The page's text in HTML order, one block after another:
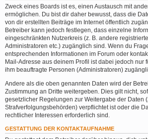
Zweck eines Boards ist es, einen Austausch mit
ermöglichen. Du bist dir daher bewusst, dass die
von dir erstellten Beiträge im Internet öffentlich
Betreiber kann jedoch festlegen, dass einzelne
eingeschränkten Nutzerkreis (z. B. andere
Administratoren etc.) zugänglich sind. Wenn du
entsprechenden Informationen im Forum oder
Mail-Adresse aus deinem Profil ist dabei jedoch nur
ihm beauftragte Personen (Administratoren)
Andere als die oben genannten Daten wird der
Zustimmung an Dritte weitergeben. Dies gilt nicht,
gesetzlicher Regelungen zur Weitergabe der Daten
Strafverfolgungsbehörden) verpflichtet ist oder die
rechtlicher Interessen erforderlich sind.
GESTATTUNG DER KONTAKTAUFNAHME